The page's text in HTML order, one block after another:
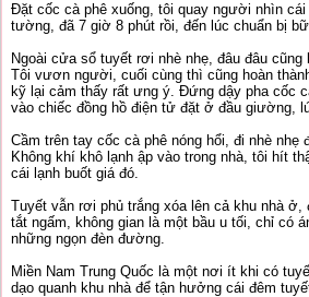
Đặt cốc cà phê xuống, tôi quay người nhìn
tường, đã 7 giờ 8 phút rồi, đến lúc chuẩn bị
Ngoài cửa sổ tuyết rơi nhè nhẹ, đâu đâu cũng
Tôi vươn người, cuối cùng thì cũng hoàn
kỹ lại cảm thấy rất ưng ý. Đứng dậy pha cốc
vào chiếc đồng hồ điện tử đặt ở đầu giường,
Cầm trên tay cốc cà phê nóng hổi, đi nhè nhẹ
Không khí khô lạnh ập vào trong nhà, tôi hít
cái lạnh buốt giá đó.
Tuyết vẫn rơi phủ trắng xóa lên cả khu nhà ở,
tắt ngấm, không gian là một bầu u tối, chỉ có
những ngọn đèn đường.
Miền Nam Trung Quốc là một nơi ít khi có
dạo quanh khu nhà để tận hưởng cái đêm